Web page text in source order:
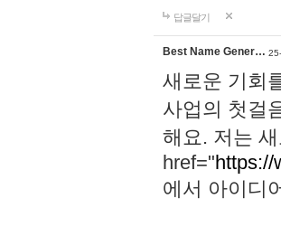
답글달기
Best Name Gener…
새로운 기회
사업의 첫걸
해요. 저는
href="https://
에서 아이디